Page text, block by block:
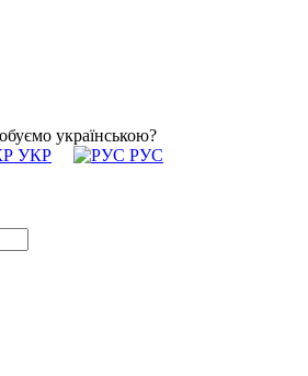
українською?
УКР
РУС